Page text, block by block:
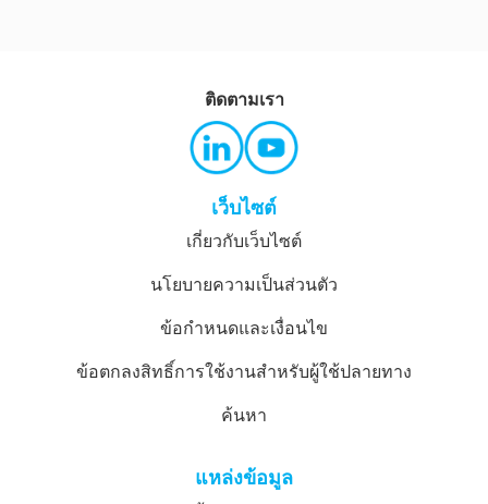
เว็บไซต์
เกี่ยวกับเว็บไซต์
นโยบายความเป็นส่วนตัว
ข้อกำหนดและเงื่อนไข
ข้อตกลงสิทธิ์การใช้งานสำหรับผู้ใช้ปลายทาง
ค้นหา
แหล่งข้อมูล
ติดตามเรา